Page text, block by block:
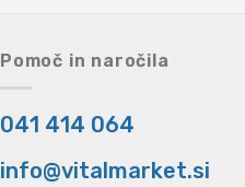
Pomoč in naročila
041 414 064
info@vitalmarket.si